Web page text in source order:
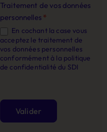
Traitement de vos données
personnelles *
En cochant la case vous
acceptez le traitement de
vos données personnelles
conformément à la politique
de confidentialité du SDI
Valider